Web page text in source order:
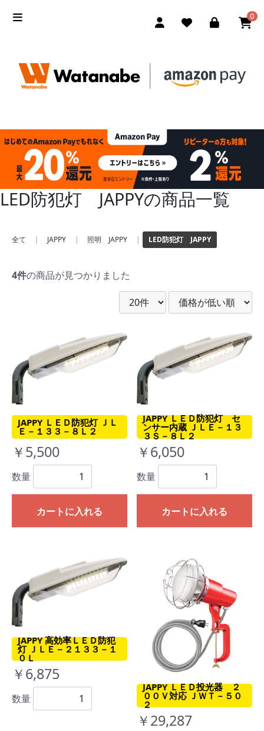
0
LED防犯灯 JAPPYの商品一覧
全て | JAPPY | 照明 JAPPY | LED防犯灯 JAPPY
4件の商品が見つかりました
JAPPY ＬＥＤ防犯灯 ＪＬ
Ｅ－１３３－８Ｌ２
￥5,500
数量
カートに入れる
JAPPY ＬＥＤ防犯灯 セ
ンサー内蔵 ＪＬＥ－１３
３Ｓ－８Ｌ２
￥6,050
数量
カートに入れる
JAPPY 高効率ＬＥＤ防犯
灯 ＪＬＥ－２１３３－１
０Ｌ
￥6,875
数量
JAPPY ＬＥＤ投光器 ２
００Ｖ対応 ＪＷＴ－５０
２
￥29,287